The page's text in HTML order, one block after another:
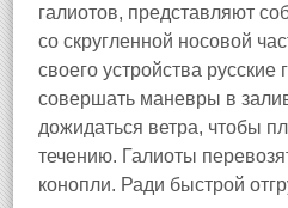
галиотов, представляют
со скругленной носовой
своего устройства русские
совершать маневры в
дожидаться ветра, чтобы
течению. Галиоты
конопли. Ради быстрой